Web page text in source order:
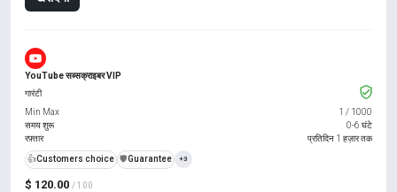
YouTube सब्सक्राइबर VIP
$ 120.00 / 100
गारंटी
Min Max
1 / 1000
समय शुरू
0-6 घंटे
रफ़्तार
प्रतिदिन 1 हज़ार तक
👍Customers choice ️🛡️Guarantee +3